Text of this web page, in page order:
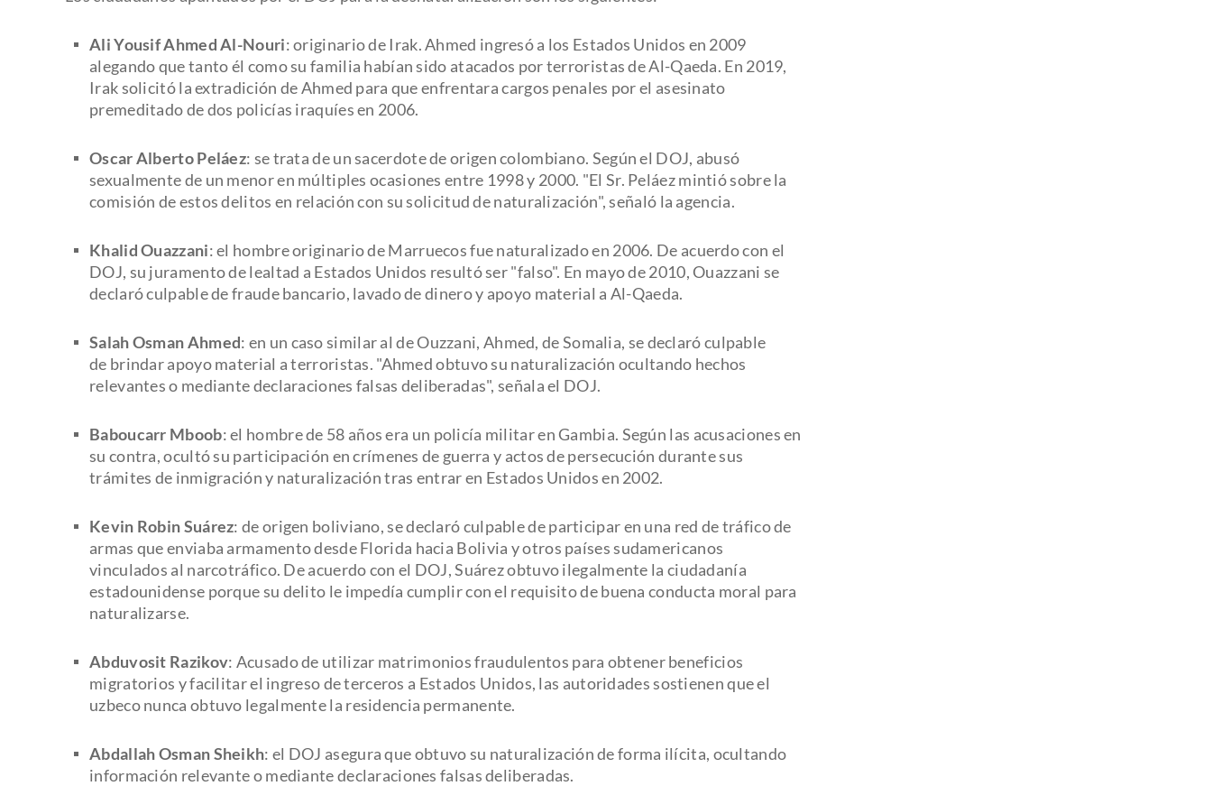
Ali Yousif Ahmed Al-Nouri: originario de Irak. Ahmed ingresó a los Estados Unidos en 2009
alegando que tanto él como su familia habían sido atacados por terroristas de Al-Qaeda. En 2019,
Irak solicitó la extradición de Ahmed para que enfrentara cargos penales por el asesinato
premeditado de dos policías iraquíes en 2006.
Oscar Alberto Peláez: se trata de un sacerdote de origen colombiano. Según el DOJ, abusó
sexualmente de un menor en múltiples ocasiones entre 1998 y 2000. "El Sr. Peláez mintió sobre la
comisión de estos delitos en relación con su solicitud de naturalización", señaló la agencia.
Khalid Ouazzani: el hombre originario de Marruecos fue naturalizado en 2006. De acuerdo con el
DOJ, su juramento de lealtad a Estados Unidos resultó ser "falso". En mayo de 2010, Ouazzani se
declaró culpable de fraude bancario, lavado de dinero y apoyo material a Al-Qaeda.
Salah Osman Ahmed: en un caso similar al de Ouzzani, Ahmed, de Somalia, se declaró culpable
de brindar apoyo material a terroristas. "Ahmed obtuvo su naturalización ocultando hechos
relevantes o mediante declaraciones falsas deliberadas", señala el DOJ.
Baboucarr Mboob: el hombre de 58 años era un policía militar en Gambia. Según las acusaciones en
su contra, ocultó su participación en crímenes de guerra y actos de persecución durante sus
trámites de inmigración y naturalización tras entrar en Estados Unidos en 2002.
Kevin Robin Suárez: de origen boliviano, se declaró culpable de participar en una red de tráfico de
armas que enviaba armamento desde Florida hacia Bolivia y otros países sudamericanos
vinculados al narcotráfico. De acuerdo con el DOJ, Suárez obtuvo ilegalmente la ciudadanía
estadounidense porque su delito le impedía cumplir con el requisito de buena conducta moral para
naturalizarse.
Abduvosit Razikov: Acusado de utilizar matrimonios fraudulentos para obtener beneficios
migratorios y facilitar el ingreso de terceros a Estados Unidos, las autoridades sostienen que el
uzbeco nunca obtuvo legalmente la residencia permanente.
Abdallah Osman Sheikh: el DOJ asegura que obtuvo su naturalización de forma ilícita, ocultando
información relevante o mediante declaraciones falsas deliberadas.